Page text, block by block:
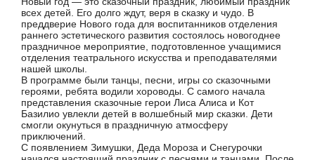
всех детей. Его долго ждут, веря в сказку и чудо. В
преддверие Нового года для воспитанников отделения
раннего эстетического развития состоялось новогоднее
праздничное мероприятие, подготовленное учащимися
отделения театрального искусства и преподавателями
нашей школы.
В программе были танцы, песни, игры со сказочными
героями, ребята водили хороводы. С самого начала
представления сказочные герои Лиса Алиса и Кот
Базилио увлекли детей в волшебный мир сказки. Дети
смогли окунуться в праздничную атмосферу
приключений.
С появлением Зимушки, Деда Мороза и Снегурочки